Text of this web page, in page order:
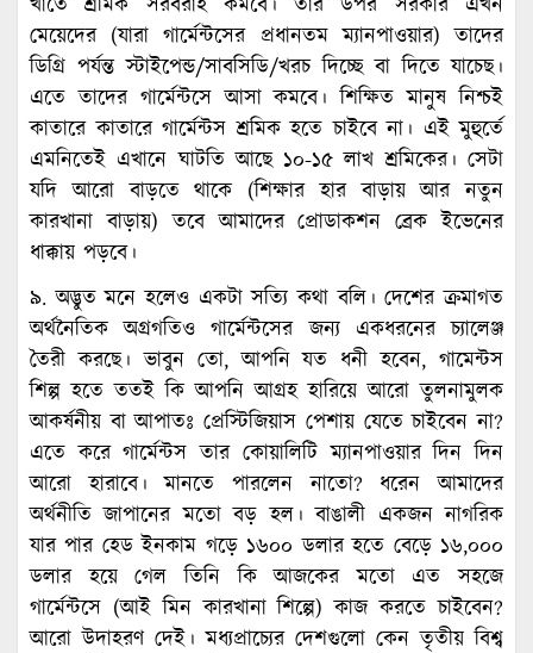
মেয়েদের (যারা গার্মেন্টসের প্রধানতম ম্যানপাওয়ার) তাদের
ডিগ্রি পর্যন্ত স্টাইপেন্ড/সাবসিডি/খরচ দিচ্ছে বা দিতে যাচেছ।
এতে তাদের গার্মেন্টসে আসা কমবে। শিক্ষিত মানুষ নিশ্চই
কাতারে কাতারে গার্মেন্টস শ্রমিক হতে চাইবে না। এই মুহুর্তে
এমনিতেই এখানে ঘাটতি আছে ১০-১৫ লাখ শ্রমিকের। সেটা
যদি আরো বাড়তে থাকে (শিক্ষার হার বাড়ায় আর নতুন
কারখানা বাড়ায়) তবে আমাদের প্রোডাকশন ব্রেক ইভেনের
ধাক্কায় পড়বে।
৯. অদ্ভুত মনে হলেও একটা সত্যি কথা বলি। দেশের ক্রমাগত
অর্থনৈতিক অগ্রগতিও গার্মেন্টসের জন্য একধরনের চ্যালেঞ্জ
তৈরী করছে। ভাবুন তো, আপনি যত ধনী হবেন, গামেন্টস
শিল্প হতে ততই কি আপনি আগ্রহ হারিয়ে আরো তুলনামুলক
আকর্ষনীয় বা আপাতঃ প্রেস্টিজিয়াস পেশায় যেতে চাইবেন না?
এতে করে গার্মেন্টস তার কোয়ালিটি ম্যানপাওয়ার দিন দিন
আরো হারাবে। মানতে পারলেন নাতো? ধরেন আমাদের
অর্থনীতি জাপানের মতো বড় হল। বাঙালী একজন নাগরিক
যার পার হেড ইনকাম গড়ে ১৬০০ ডলার হতে বেড়ে ১৬,০০০
ডলার হয়ে গেল তিনি কি আজকের মতো এত সহজে
গার্মেন্টসে (আই মিন কারখানা শিল্পে) কাজ করতে চাইবেন?
আরো উদাহরণ দেই। মধ্যপ্রাচ্যের দেশগুলো কেন তৃতীয় বিশ্ব